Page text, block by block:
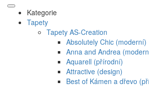
Kategorie
Tapety
Tapety AS-Creation
Absolutely Chic (moderní)
Anna and Andrea
Aquarell (přírodní)
Attractive (design)
Best of Kámen a dřevo